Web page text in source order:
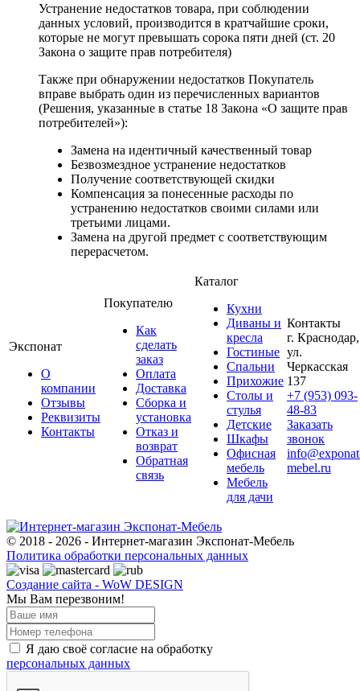
Устранение недостатков товара, при соблюдении
данных условий, производится в кратчайшие сроки,
которые не могут превышать сорока пяти дней (ст. 20
Закона о защите прав потребителя)
Также при обнаружении недостатков Покупатель
вправе выбрать один из перечисленных вариантов
(Решения, указанные в статье 18 Закона «О защите прав
потребителей»):
Замена на идентичный качественный товар
Безвозмездное устранение недостатков
Получение соответствующей скидки
Компенсация за понесенные расходы по
устранению недостатков своими силами или
третьими лицами.
Замена на другой предмет с соответствующим
перерасчетом.
Экспонат
О
компании
Отзывы
Реквизиты
Контакты
Покупателю
Как
сделать
заказ
Оплата
Доставка
Сборка и
установка
Отказ и
возврат
Обратная
связь
Каталог
Кухни
Диваны и
кресла
Гостиные
Спальни
Прихожие
Столы и
стулья
Детские
Шкафы
Офисная
мебель
Мебель
для дачи
Контакты
г. Краснодар,
ул.
Черкасская
137
+7 (953) 093-
48-83
Заказать
звонок
mebel.ru
© 2018 - 2026 - Интернет-магазин Экспонат-Мебель
Политика обработки персональных данных
Создание сайта - WoW DESIGN
Мы Вам перезвоним!
Я даю своё согласие на обработку
персональных данных